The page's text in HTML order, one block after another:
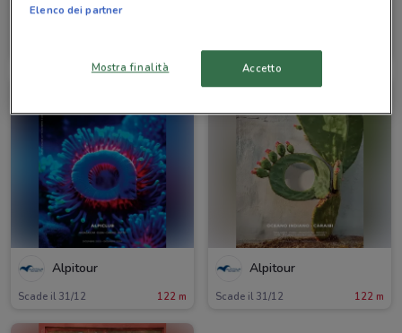
Alpitour
Scade il 31/10
Alpitour
Scade il 31/12 122 m
Alpitour
Scade il 31/12 122 m
Elenco dei partner
Mostra finalità Accetto